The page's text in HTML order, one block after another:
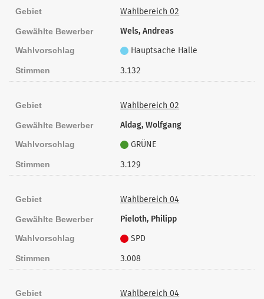
Gebiet Wahlbereich 02
Gewählte Bewerber Wels, Andreas
Wahlvorschlag Hauptsache Halle
Stimmen 3.132
Gebiet Wahlbereich 02
Gewählte Bewerber Aldag, Wolfgang
Wahlvorschlag GRÜNE
Stimmen 3.129
Gebiet Wahlbereich 04
Gewählte Bewerber Pieloth, Philipp
Wahlvorschlag SPD
Stimmen 3.008
Gebiet Wahlbereich 04